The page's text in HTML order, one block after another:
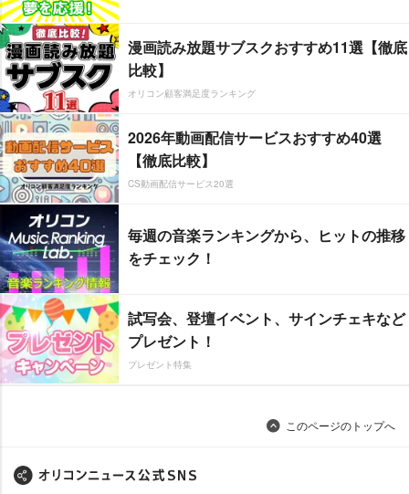
漫画読み放題サブスクおすすめ11選【徹底
比較】
オリコン顧客満足度ランキング
2026年動画配信サービスおすすめ40選
【徹底比較】
CS動画配信サービス20選
毎週の音楽ランキングから、ヒットの推移
をチェック！
試写会、登壇イベント、サインチェキなど
プレゼント！
プレゼント特集
このページのトップへ